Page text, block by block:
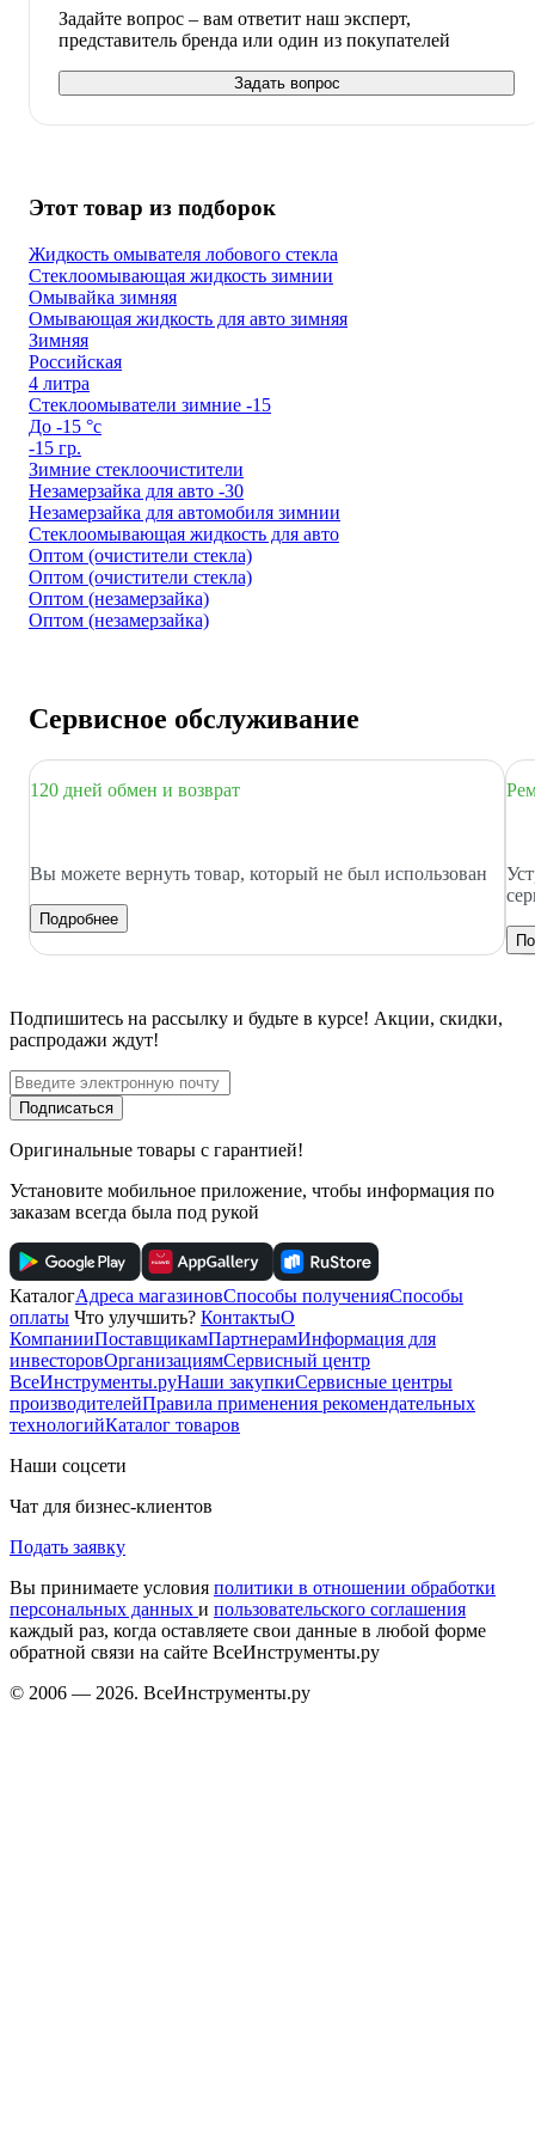
Задайте вопрос – вам ответит наш эксперт,
представитель бренда или один из покупателей
Задать вопрос
Этот товар из подборок
Жидкость омывателя лобового стекла
Стеклоомывающая жидкость зимнии
Омывайка зимняя
Омывающая жидкость для авто зимняя
Зимняя
Российская
4 литра
Стеклоомыватели зимние -15
До -15 °с
-15 гр.
Зимние стеклоочистители
Незамерзайка для авто -30
Незамерзайка для автомобиля зимнии
Стеклоомывающая жидкость для авто
Оптом (очистители стекла)
Оптом (очистители стекла)
Оптом (незамерзайка)
Оптом (незамерзайка)
Сервисное обслуживание
120 дней обмен и возврат
Вы можете вернуть товар, который не был использован
Подробнее
Подпишитесь на рассылку и будьте в курсе! Акции, скидки,
распродажи ждут!
Подписаться
Оригинальные товары с гарантией!
Установите мобильное приложение, чтобы информация по
заказам всегда была под рукой
КаталогАдреса магазиновСпособы полученияСпособы
оплаты Что улучшить? КонтактыО
КомпанииПоставщикамПартнерамИнформация для
инвесторовОрганизациямСервисный центр
ВсеИнструменты.руНаши закупкиСервисные центры
производителейПравила применения рекомендательных
технологийКаталог товаров
Наши соцсети
Чат для бизнес-клиентов
Подать заявку
Вы принимаете условия политики в отношении обработки
персональных данных и пользовательского соглашения
каждый раз, когда оставляете свои данные в любой форме
обратной связи на сайте ВсеИнструменты.ру
© 2006 — 2026. ВсеИнструменты.ру